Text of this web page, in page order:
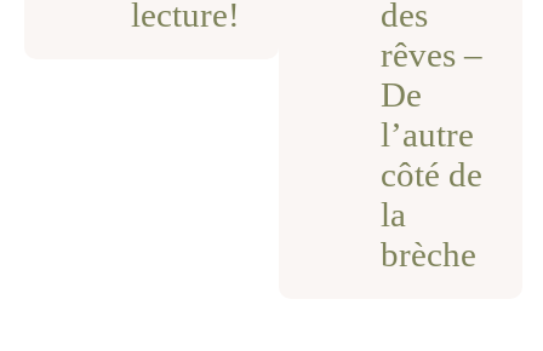
lecture!
des
rêves –
De
l’autre
côté de
la
brèche